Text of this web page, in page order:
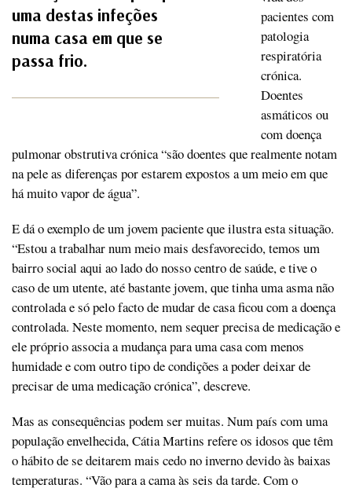
uma destas infeções
numa casa em que se
passa frio.
pacientes com
patologia
respiratória
crónica.
Doentes
asmáticos ou
com doença
pulmonar obstrutiva crónica “são doentes que realmente notam
na pele as diferenças por estarem expostos a um meio em que
há muito vapor de água”.
E dá o exemplo de um jovem paciente que ilustra esta situação.
“Estou a trabalhar num meio mais desfavorecido, temos um
bairro social aqui ao lado do nosso centro de saúde, e tive o
caso de um utente, até bastante jovem, que tinha uma asma não
controlada e só pelo facto de mudar de casa ficou com a doença
controlada. Neste momento, nem sequer precisa de medicação e
ele próprio associa a mudança para uma casa com menos
humidade e com outro tipo de condições a poder deixar de
precisar de uma medicação crónica”, descreve.
Mas as consequências podem ser muitas. Num país com uma
população envelhecida, Cátia Martins refere os idosos que têm
o hábito de se deitarem mais cedo no inverno devido às baixas
temperaturas. “Vão para a cama às seis da tarde. Com o